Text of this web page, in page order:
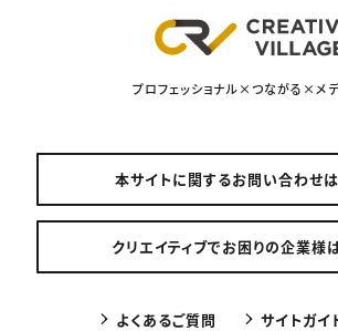
プロフェッショナル×つながる×メ
本サイトに関するお問い合わせ
クリエイティブでお困りの企業様
よくあるご質問 サイトガイ